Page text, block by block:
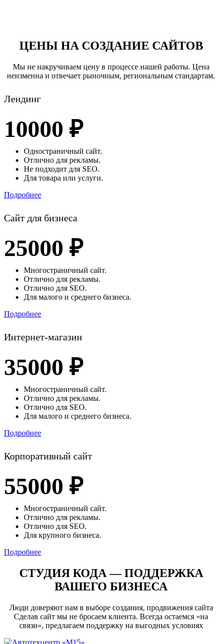
ЦЕНЫ НА СОЗДАНИЕ САЙТОВ
Мы не накручиваем цену в процессе нашей работы. Цена
неизменна и отвечает рыночным, региональным стандартам.
Лендинг
10000 ₽
Одностраничный сайт.
Отлично для рекламы.
Не подходит для SEO.
Для товара или услуги.
Подробнее
Сайт для бизнеса
25000 ₽
Многостраничный сайт.
Отлично для рекламы.
Отлично для SEO.
Для малого и среднего бизнеса.
Подробнее
Интернет-магазин
35000 ₽
Многостраничный сайт.
Отлично для рекламы.
Отлично для SEO.
Для малого и среднего бизнеса.
Подробнее
Корпоративный сайт
55000 ₽
Многостраничный сайт.
Отлично для рекламы.
Отлично для SEO.
Для крупного бизнеса.
Подробнее
СТУДИЯ КОДА — ПОДДЕРЖКА
ВАШЕГО БИЗНЕСА
Люди доверяют нам в выборе создания, продвижения сайта
Сделав сайт мы не бросаем клиента. Всегда остаемся «на
связи», предлагаем поддержку на выгодных условиях